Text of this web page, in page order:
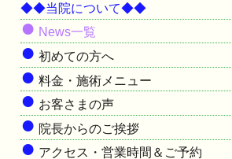
◆◆当院について◆◆
● News一覧
● 初めての方へ
● 料金・施術メニュー
● お客さまの声
● 院長からのご挨拶
● アクセス・営業時間＆ご予約